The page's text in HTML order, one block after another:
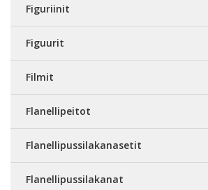
Figuriinit
Figuurit
Filmit
Flanellipeitot
Flanellipussilakanasetit
Flanellipussilakanat